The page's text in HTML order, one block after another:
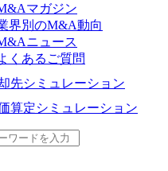
マガジン
界別のM&A動向
ニュース
くあるご質問